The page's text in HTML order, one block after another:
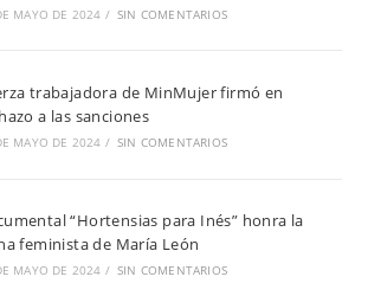
MAYO DE 2024 / SIN COMENTARIOS
trabajadora de MinMujer firmó en
a las sanciones
MAYO DE 2024 / SIN COMENTARIOS
“Hortensias para Inés” honra la
feminista de María León
MAYO DE 2024 / SIN COMENTARIOS